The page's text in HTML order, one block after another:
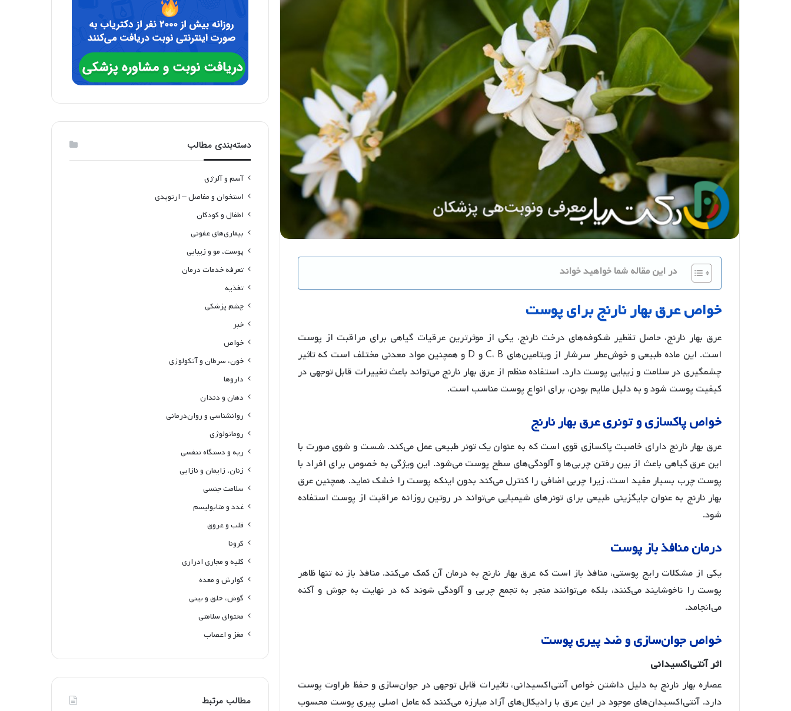
در این مقاله شما خواهید خواند
خواصعرقبهارنارنجبرایپوست
عرق بهار نارنج، حاصل تقطیر شکوفه‌های درخت نارنج، یکی از موثرترین عرقیات گیاهی برای مراقبت از پوست
است. این ماده طبیعی و خوش‌عطر سرشار از ویتامین‌های C، B و D و همچنین مواد معدنی مختلف است که تاثیر
چشمگیری در سلامت و زیبایی پوست دارد. استفاده منظم از عرق بهار نارنج می‌تواند باعث تغییرات قابل توجهی در
کیفیت پوست شود و به دلیل ملایم بودن، برای انواع پوست مناسب است.
خواصپاکسازیوتونریعرقبهارنارنج
عرق بهار نارنج دارای خاصیت پاکسازی قوی است که به عنوان یک تونر طبیعی عمل می‌کند. شست و شوی صورت با
این عرق گیاهی باعث از بین رفتن چربی‌ها و آلودگی‌های سطح پوست می‌شود. این ویژگی به خصوص برای افراد با
پوست چرب بسیار مفید است، زیرا چربی اضافی را کنترل می‌کند بدون اینکه پوست را خشک نماید. همچنین عرق
بهار نارنج به عنوان جایگزینی طبیعی برای تونرهای شیمیایی می‌تواند در روتین روزانه مراقبت از پوست استفاده
شود.
درمانمنافذبازپوست
یکی از مشکلات رایج پوستی، منافذ باز است که عرق بهار نارنج به درمان آن کمک می‌کند. منافذ باز نه تنها ظاهر
پوست را ناخوشایند می‌کنند، بلکه می‌توانند منجر به تجمع چربی و آلودگی شوند که در نهایت به جوش و آکنه
می‌انجامد.
خواصجوانسازیوضدپیریپوست
اثرآنتیاکسیدانی
عصاره بهار نارنج به دلیل داشتن خواص آنتی‌اکسیدانی، تاثیرات قابل توجهی در جوان‌سازی و حفظ طراوت پوست
دارد. آنتی‌اکسیدان‌های موجود در این عرق با رادیکال‌های آزاد مبارزه می‌کنند که عامل اصلی پیری پوست محسوب
دسته‌بندی مطالب
آسم و آلرژی
استخوان و مفاصل – ارتوپدی
اطفال و کودکان
بیماری‌های عفونی
پوست، مو و زیبایی
تعرفه خدمات درمان
تغذیه
چشم پزشکی
خبر
خواص
خون، سرطان و آنکولوژی
داروها
دهان و دندان
روانشناسی و روان‌درمانی
روماتولوژی
ریه و دستگاه تنفسی
زنان، زایمان و نازایی
سلامت جنسی
غدد و متابولیسم
قلب و عروق
کرونا
کلیه و مجاری ادراری
گوارش و معده
گوش، حلق و بینی
محتوای سلامتی
مغز و اعصاب
مطالب مرتبط